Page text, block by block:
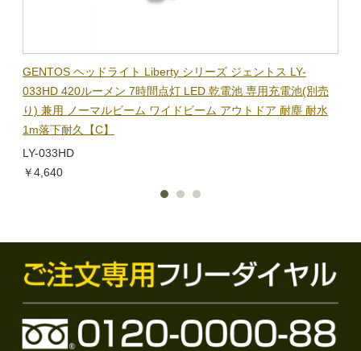
GENTOS ヘッドライト Liberty シリーズ ジェントス LY-
033HD 420ルーメン 7時間点灯 LED 乾電池 専用充電池(別売
り) 兼用 ノーマルビーム ワイドビーム アウトドア 耐塵 耐水
1m落下耐久【C】
LY-033HD
￥4,640